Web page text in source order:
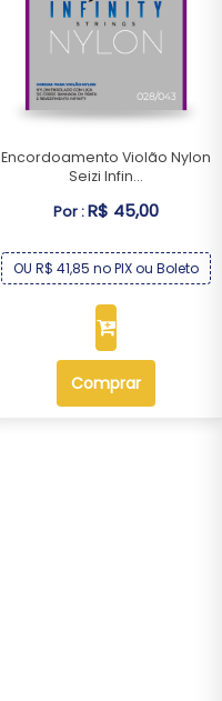
Encordoamento Violão Nylon
Seizi Infin...
Por :R$ 45,00
OU R$ 41,85 no PIX ou Boleto
Comprar